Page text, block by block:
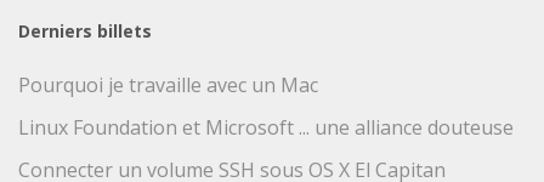
Derniers billets
Pourquoi je travaille avec un Mac
Linux Foundation et Microsoft ... une alliance douteuse
Connecter un volume SSH sous OS X El Capitan